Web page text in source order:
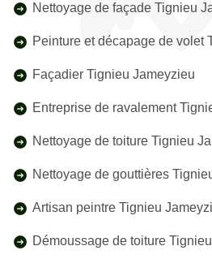
Nettoyage de façade Tignieu
Peinture et décapage de volet
Façadier Tignieu Jameyzieu
Entreprise de ravalement
Nettoyage de toiture Tignieu
Nettoyage de gouttières
Artisan peintre Tignieu
Démoussage de toiture